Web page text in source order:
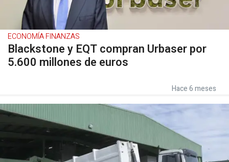
ECONOMÍA FINANZAS
Blackstone y EQT compran Urbaser por
5.600 millones de euros
Hace 6 meses